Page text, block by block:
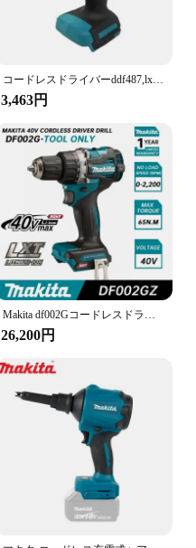
コードレスドライバーddf487,lxtブラシレスモーター,電動ドライバー,電動工具,マキタ18Vバッテリーに適しています
3,463円
26,200円